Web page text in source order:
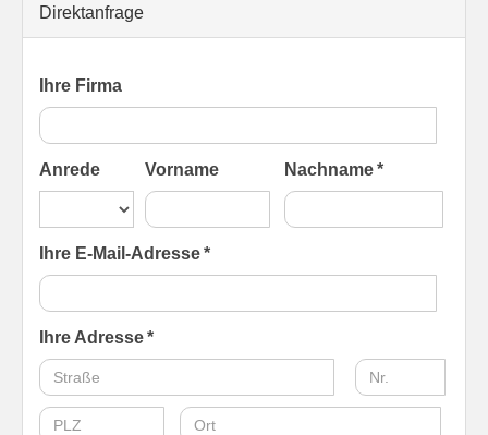
Direktanfrage
Ihre Firma
Anrede Vorname Nachname *
Ihre E-Mail-Adresse *
Ihre Adresse *